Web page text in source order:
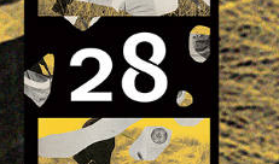
DESIGN